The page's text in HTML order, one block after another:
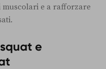
e a rafforzare
e